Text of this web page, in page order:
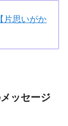
片思いがか
ッセージ